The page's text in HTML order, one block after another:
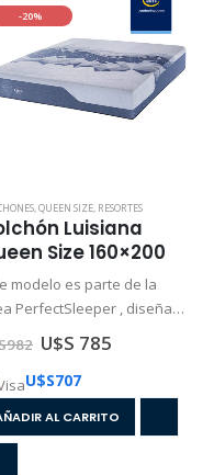
-20%
,QUEEN SIZE, RESORTES
Luisiana
Size 160×200
modelo es parte de la
PerfectSleeper , diseñada
ofrecerte un descanso sin
que se
en el tiempo y de
nivel de
982 U$S 785
U$S707
AL CARRITO